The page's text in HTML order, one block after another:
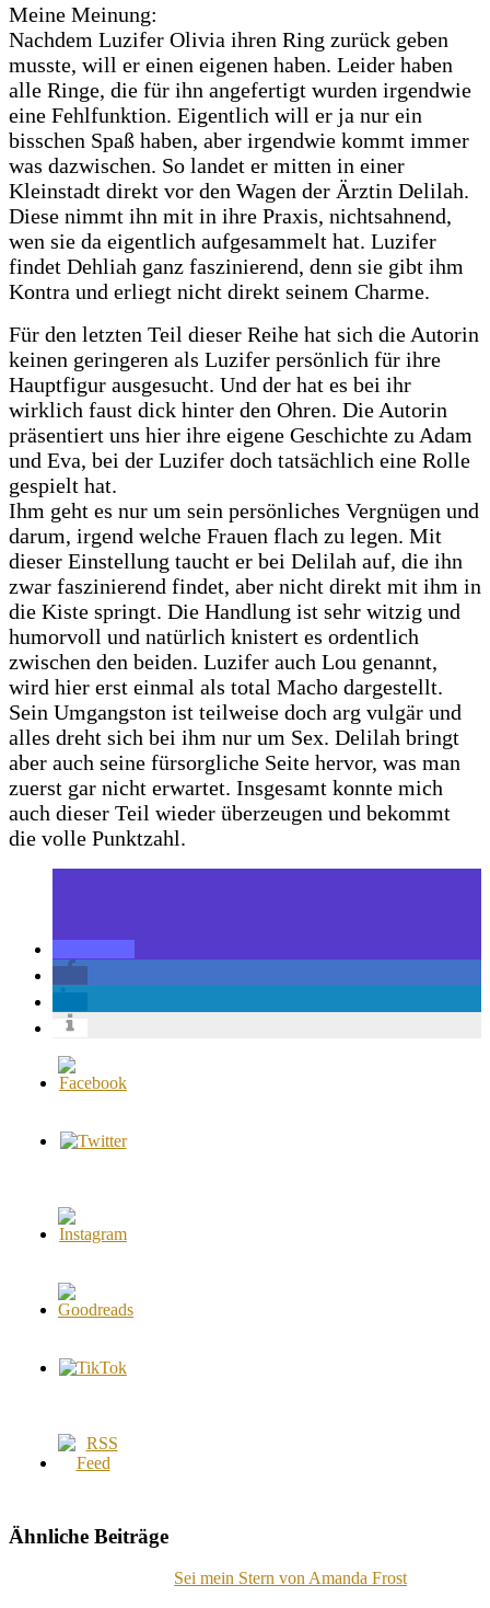
Meine Meinung:
Nachdem Luzifer Olivia ihren Ring zurück geben
musste, will er einen eigenen haben. Leider haben
alle Ringe, die für ihn angefertigt wurden irgendwie
eine Fehlfunktion. Eigentlich will er ja nur ein
bisschen Spaß haben, aber irgendwie kommt immer
was dazwischen. So landet er mitten in einer
Kleinstadt direkt vor den Wagen der Ärztin Delilah.
Diese nimmt ihn mit in ihre Praxis, nichtsahnend,
wen sie da eigentlich aufgesammelt hat. Luzifer
findet Dehliah ganz faszinierend, denn sie gibt ihm
Kontra und erliegt nicht direkt seinem Charme.
Für den letzten Teil dieser Reihe hat sich die Autorin
keinen geringeren als Luzifer persönlich für ihre
Hauptfigur ausgesucht. Und der hat es bei ihr
wirklich faust dick hinter den Ohren. Die Autorin
präsentiert uns hier ihre eigene Geschichte zu Adam
und Eva, bei der Luzifer doch tatsächlich eine Rolle
gespielt hat.
Ihm geht es nur um sein persönliches Vergnügen und
darum, irgend welche Frauen flach zu legen. Mit
dieser Einstellung taucht er bei Delilah auf, die ihn
zwar faszinierend findet, aber nicht direkt mit ihm in
die Kiste springt. Die Handlung ist sehr witzig und
humorvoll und natürlich knistert es ordentlich
zwischen den beiden. Luzifer auch Lou genannt,
wird hier erst einmal als total Macho dargestellt.
Sein Umgangston ist teilweise doch arg vulgär und
alles dreht sich bei ihm nur um Sex. Delilah bringt
aber auch seine fürsorgliche Seite hervor, was man
zuerst gar nicht erwartet. Insgesamt konnte mich
auch dieser Teil wieder überzeugen und bekommt
die volle Punktzahl.
Ähnliche Beiträge
Sei mein Stern von Amanda Frost